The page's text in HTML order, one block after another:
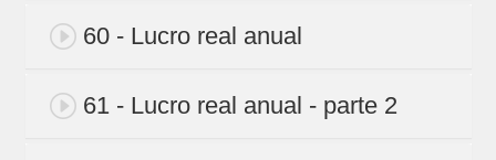
60 - Lucro real anual
61 - Lucro real anual - parte 2